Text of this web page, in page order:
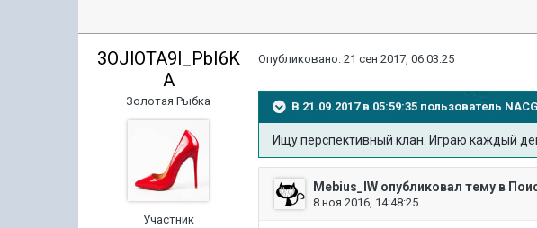
3OJlOTA9l_PbI6K
A
Золотая Рыбка
Участник
Опубликовано:21 сен 2017, 06:03:25
В 21.09.2017 в 05:59:35 пользователь
Ищу перспективный клан. Играю каждый